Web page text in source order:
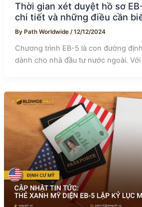
Thời gian xét duyệt hồ sơ
chi tiết và những điều cần
By Path Worldwide /12/12/2024
Chương trình EB-5 là con đường
dành cho nhà đầu tư nước ngoài.